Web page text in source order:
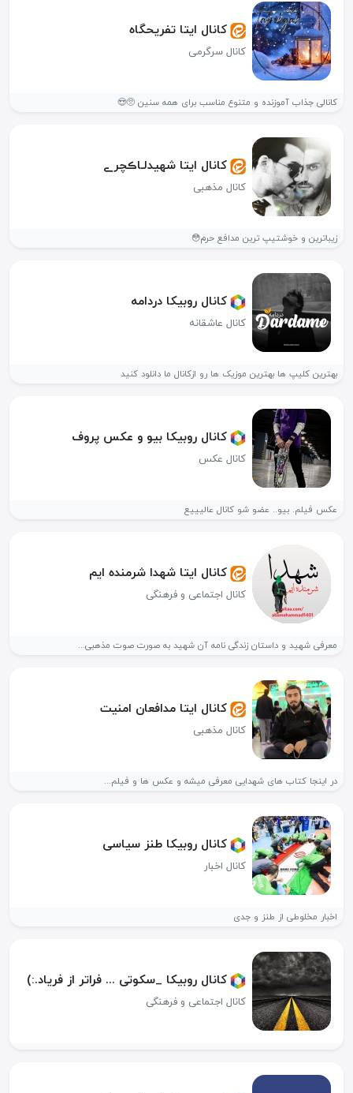
کانال ایتا تفریحگاه
کانال سرگرمی
کانالی جذاب آموزنده و متنوع مناسب برای همه سنین 🥺😍
کانال ایتا شھیدلـاڪچرے
کانال مذهبی
زیباترین و خوشتیپ ترین مدافع حرم😳
کانال روبیکا دردامه
کانال عاشقانه
بهترین کلیپ ها بهترین موزیک ها رو ازکانال ما دانلود کنید
کانال روبیکا بیو و عکس پروف
کانال عکس
عکس فیلم. بیو.. عضو شو کانال عالیییع
کانال ایتا شهدا شرمنده ایم
کانال اجتماعی و فرهنگی
معرفی شهید و داستان زندگی نامه آن شهید به صورت صوت مذهبی...
کانال ایتا مدافعان امنیت
کانال مذهبی
در اینجا کتاب های شهدایی معرفی میشه و عکس ها و فیلم...
کانال روبیکا طنز سیاسی
کانال اخبار
اخبار مخلوطی از طنز و جدی
کانال روبیکا _سکوتی ... فراتر از فریاد.:)
کانال اجتماعی و فرهنگی